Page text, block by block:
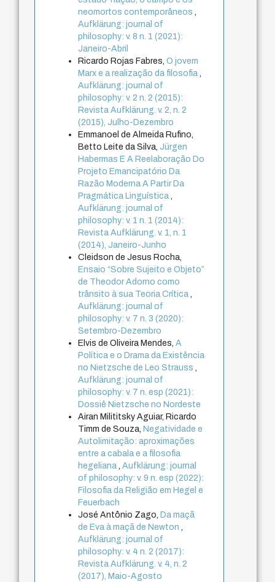
neomortos contemporâneos,
Aufklärung: journal of
philosophy: v. 8 n. 1 (2021):
Janeiro-Abril
Ricardo Rojas Fabres,O jovem
Marx e a realização da filosofia,
Aufklärung: journal of
philosophy: v. 2 n. 2 (2015):
Revista Aufklärung. v. 2, n. 2
(2015), Julho-Dezembro
Emmanoel de Almeida Rufino,
Betto Leite da Silva,Jürgen
Habermas E A Reelaboração Do
Projeto Emancipatório Da
Razão Moderna A Partir Da
Pragmática Linguística,
Aufklärung: journal of
philosophy: v. 1 n. 1 (2014):
Revista Aufklärung. v. 1, n. 1
(2014), Janeiro-Junho
Cleidson de Jesus Rocha,
Ensaio “Sobre Sujeito e Objeto”
de Theodor Adorno como
trânsito à sua Teoria Crítica,
Aufklärung: journal of
philosophy: v. 7 n. 3 (2020):
Setembro-Dezembro
Elvis de Oliveira Mendes,A
Política e o Drama da Existência
no Nietzsche de Leo Strauss,
Aufklärung: journal of
philosophy: v. 7 n. esp (2021):
Dossiê Nietzsche no Nordeste
Airan Milititsky Aguiar, Ricardo
Timm de Souza, Negatividade e
Autolimitação: aproximações
entre a cabala e a filosofia
hegeliana,Aufklärung: journal
of philosophy: v. 9 n. esp (2022):
Filosofia da Religião em Hegel e
Feuerbach
José Antônio Zago, Da maçã
de Eva à maçã de Newton,
Aufklärung: journal of
philosophy: v. 4 n. 2 (2017):
Revista Aufklärung. v. 4, n. 2
(2017), Maio-Agosto